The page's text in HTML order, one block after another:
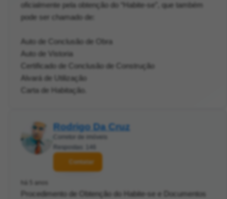
oficialmente pela obtenção do “Habite-se”, que também
pode ser chamado de:
Auto de Conclusão de Obra
Auto de Vistoria
Certificado de Conclusão de Construção
Alvará de Utilização
Carta de Habitação.
Rodrigo Da Cruz
Contatar
Procedimento de Obtenção do Habite-se e Documentos